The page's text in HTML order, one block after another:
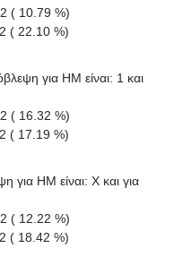
( 10.79 %)
( 22.10 %)
για HΜ είναι: 1 και
( 16.32 %)
( 17.19 %)
για HΜ είναι: X και για
( 12.22 %)
( 18.42 %)